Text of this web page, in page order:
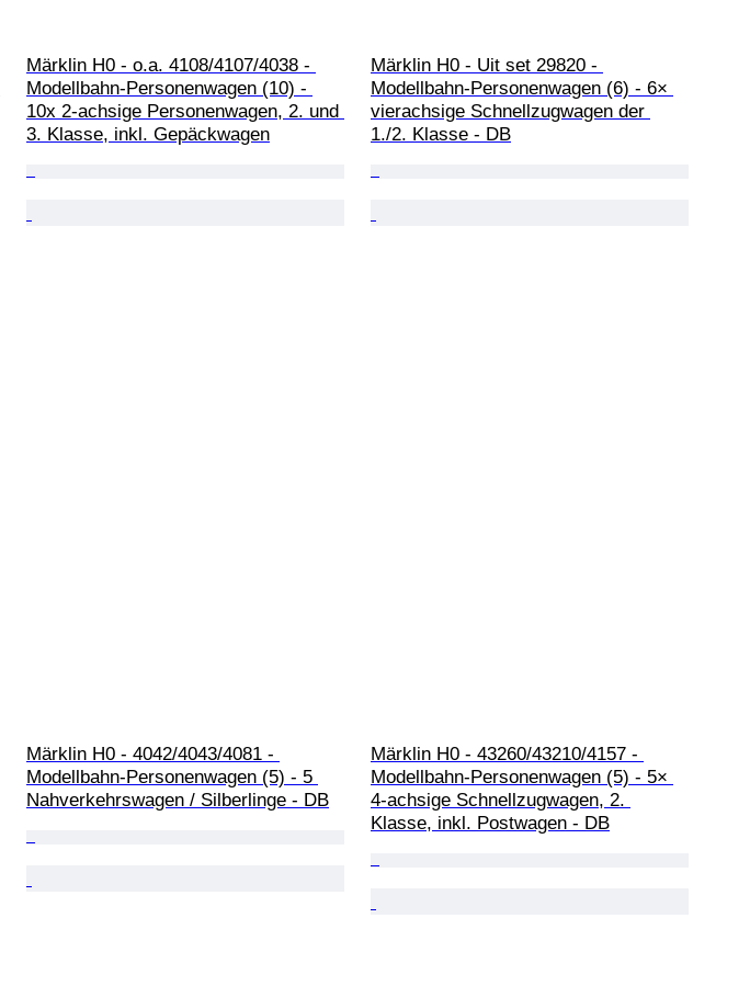
Märklin H0 - o.a. 4108/4107/4038 -
Modellbahn-Personenwagen (10) -
10x 2-achsige Personenwagen, 2. und
3. Klasse, inkl. Gepäckwagen
Märklin H0 - Uit set 29820 -
Modellbahn-Personenwagen (6) - 6×
vierachsige Schnellzugwagen der
1./2. Klasse - DB
Märklin H0 - 4042/4043/4081 -
Modellbahn-Personenwagen (5) - 5
Nahverkehrswagen / Silberlinge - DB
Märklin H0 - 43260/43210/4157 -
Modellbahn-Personenwagen (5) - 5×
4-achsige Schnellzugwagen, 2.
Klasse, inkl. Postwagen - DB